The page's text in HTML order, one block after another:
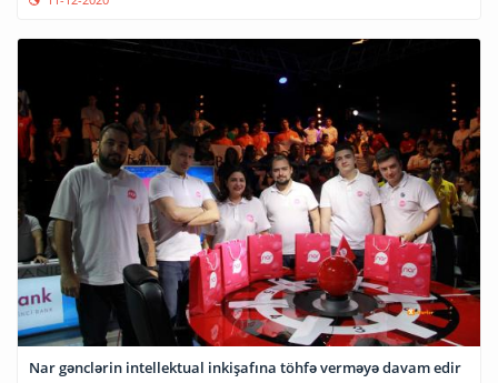
Nar gənclərin intellektual inkişafına töhfə verməyə davam edir